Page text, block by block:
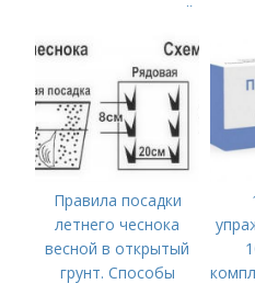
чеснока в открытый
Правила посадки
летнего чеснока
весной в открытый
грунт. Способы